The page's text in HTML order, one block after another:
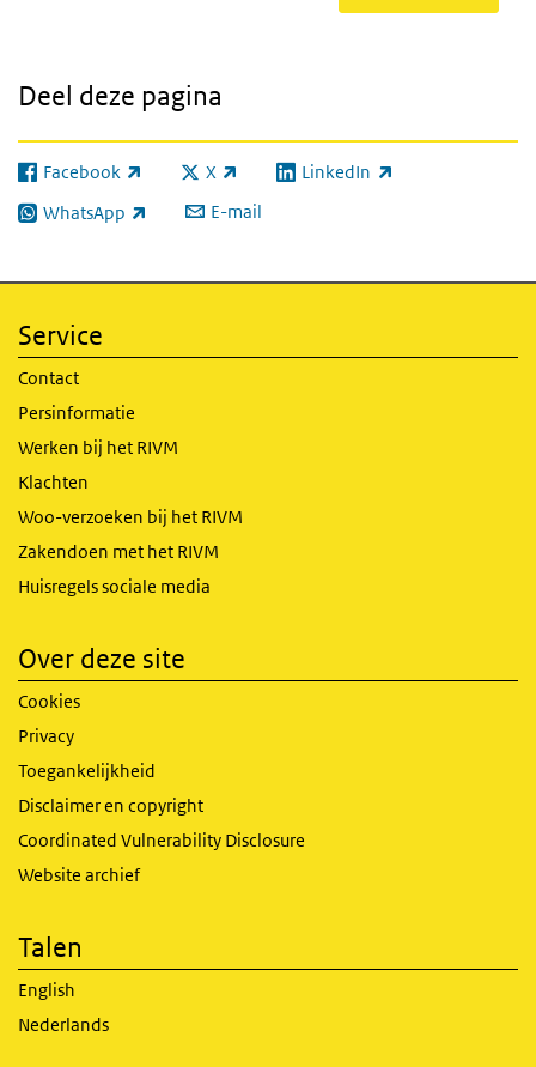
Deel deze pagina
Facebook
(externe link) X
(externe link) LinkedIn
(externe link)
WhatsApp
(externe link) E-mail
Service
Contact
Persinformatie
Werken bij het RIVM
Klachten
Woo-verzoeken bij het RIVM
Zakendoen met het RIVM
Huisregels sociale media
Over deze site
Cookies
Privacy
Toegankelijkheid
Disclaimer en copyright
Coordinated Vulnerability Disclosure
Website archief
Talen
English
Nederlands